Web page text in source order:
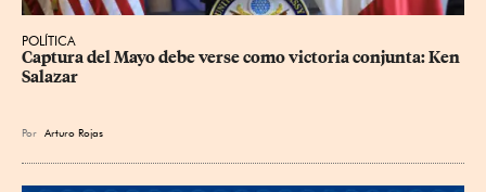
POLÍTICA
Captura del Mayo debe verse como victoria conjunta: Ken
Salazar
Por Arturo Rojas